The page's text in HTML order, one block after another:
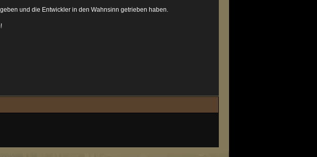
und die Entwickler in den Wahnsinn getrieben haben.